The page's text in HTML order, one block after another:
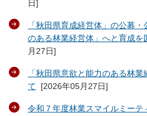
日]
「秋田県育成経営体」の公募
のある林業経営体」へと育成を
月27日]
「秋田県意欲と能力のある林
て [2026年05月27日]
令和７年度林業スマイルミーテ